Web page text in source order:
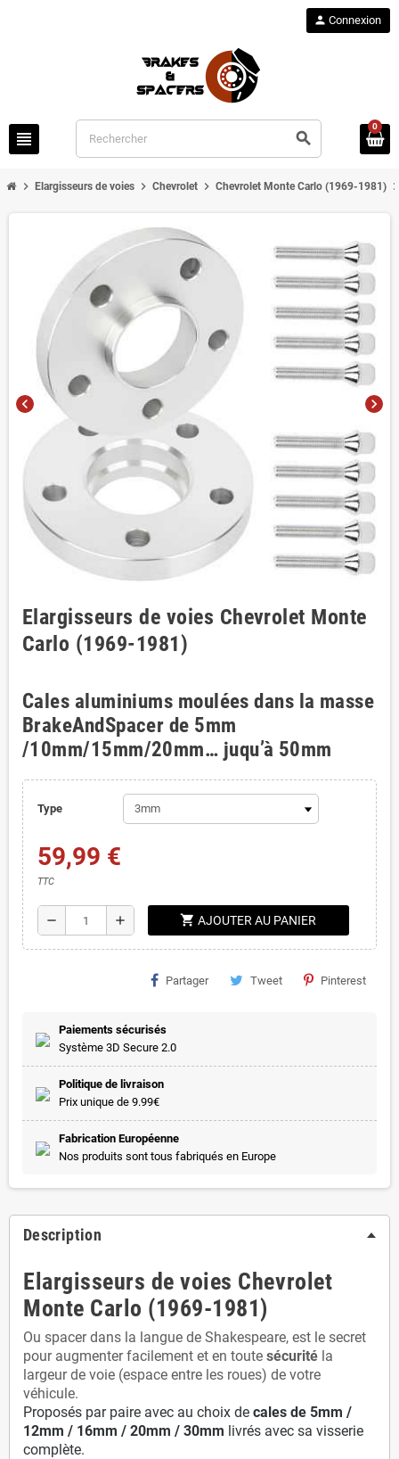
view_headline search
person Connexion
0
chevron_right Elargisseurs de voies chevron_right Chevrolet chevron_right Chevrolet Monte Carlo (1969-1981)
chevron_left chevron_right
Elargisseurs de voies Chevrolet Monte
Carlo (1969-1981)
Cales aluminiums moulées dans la masse
BrakeAndSpacer de 5mm
/10mm/15mm/20mm… juqu’à 50mm
Type
59,99 €
TTC
remove add shopping_cart AJOUTER AU PANIER
Partager Tweet Pinterest
Paiements sécurisés
Système 3D Secure 2.0
Politique de livraison
Prix unique de 9.99€
Fabrication Européenne
Nos produits sont tous fabriqués en Europe
Description
Elargisseurs de voies Chevrolet
Monte Carlo (1969-1981)
Ou spacer dans la langue de Shakespeare, est le secret
pour augmenter facilement et en toute sécurité la
largeur de voie (espace entre les roues) de votre
véhicule.
Proposés par paire avec au choix de cales de 5mm /
12mm / 16mm / 20mm / 30mm livrés avec sa visserie
complète.